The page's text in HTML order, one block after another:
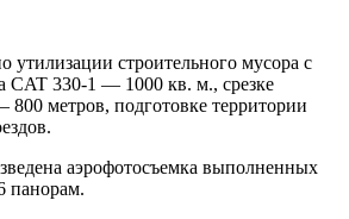
строительного мусора с
CAT 330-1 — 1000 кв. м., срезке
метров, подготовке территории
аэрофотосъемка выполненных
панорам.